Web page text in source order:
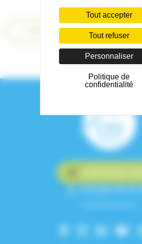
+33 (0)4 76 76
Tout accepter
Tout refuser
Personnaliser
Politique de
confidentialité